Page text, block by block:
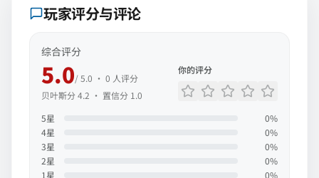
玩家评分与评论
综合评分
5.0/ 5.0 · 0 人评分
贝叶斯分4.2 · 置信分 1.0
你的评分
5星 0%
4星 0%
3星 0%
2星 0%
1 星 0%